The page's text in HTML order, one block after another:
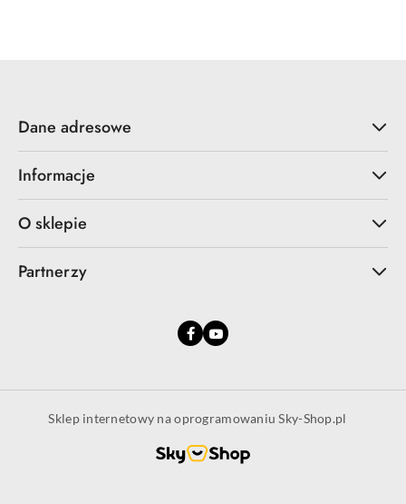
Dane adresowe
Informacje
O sklepie
Partnerzy
Sklep internetowy na oprogramowaniu Sky-Shop.pl